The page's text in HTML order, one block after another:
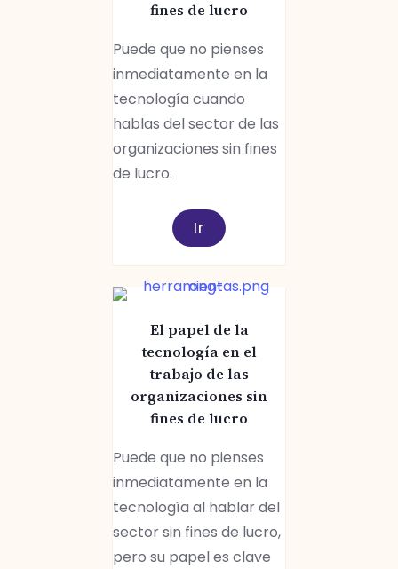
fines de lucro
Puede que no pienses
inmediatamente en la
tecnología cuando
hablas del sector de las
organizaciones sin fines
de lucro.
Ir
El papel de la
tecnología en el
trabajo de las
organizaciones sin
fines de lucro
Puede que no pienses
inmediatamente en la
tecnología al hablar del
sector sin fines de lucro,
pero su papel es clave